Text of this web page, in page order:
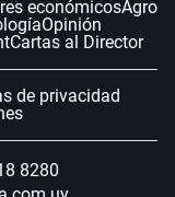
económicosAgro
Opinión
Cartas al Director
de privacidad
8280